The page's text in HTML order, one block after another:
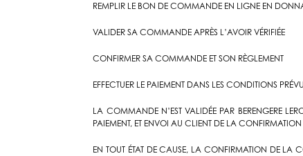
REMPLIR LE BON DE COMMANDE EN LIGNE EN
VALIDER SA COMMANDE APRÈS L’AVOIR VÉRIFIÉE
CONFIRMER SA COMMANDE ET SON RÈGLEMENT
EFFECTUER LE PAIEMENT DANS LES CONDITIONS
LA COMMANDE N’EST VALIDÉE PAR BERENGERE
PAIEMENT, ET ENVOI AU CLIENT DE LA
EN TOUT ÉTAT DE CAUSE, LA CONFIRMATION DE LA